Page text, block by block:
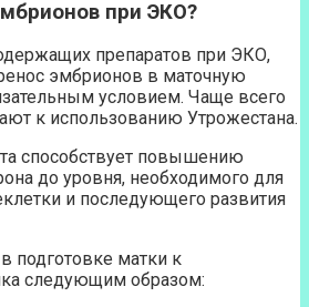
при ЭКО?
препаратов при ЭКО,
эмбрионов в маточную
условием. Чаще всего
к использованию Утрожестана.
способствует повышению
до уровня, необходимого для
и последующего развития
подготовке матки к
следующим образом: